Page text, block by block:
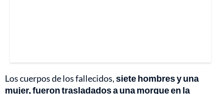
Los cuerpos de los fallecidos,siete hombres y una
mujer, fueron trasladados a una morgue en la